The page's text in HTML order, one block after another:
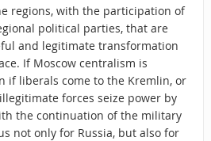
regions, with the participation of
political parties, that are
and legitimate transformation
If Moscow centralism is
if liberals come to the Kremlin, or
forces seize power by
the continuation of the military
not only for Russia, but also for